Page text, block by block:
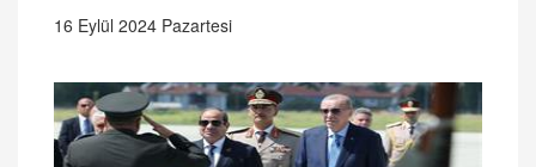
16 Eylül 2024 Pazartesi